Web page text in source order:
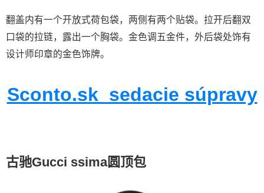
翻盖内有一个开放式荷包袋，两侧有两个贴袋。拉开后翻双
口袋的拉链，露出一个胸袋。金色调五金件，外后袋处饰有
设计师印章的金色饰牌。
Sconto.sk_sedacie súpravy
古驰Gucci ssima圆顶包